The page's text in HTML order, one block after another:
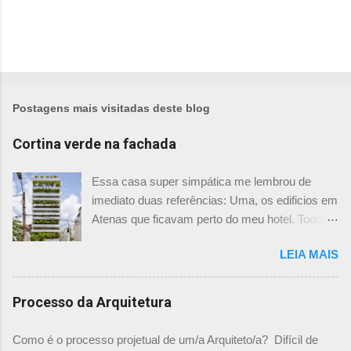
Postagens mais visitadas deste blog
Cortina verde na fachada
Essa casa super simpática me lembrou de
imediato duas referências: Uma, os edificios em
Atenas que ficavam perto do meu hotel. Todos
ficassem tão simpáticos! Mas olhando com
mais foco, me veio a segunda referência. Na
verdade as fachadas da frente e fundos são
como segundas peles, floreiras que criam um
LEIA MAIS
Processo da Arquitetura
Como é o processo projetual de um/a Arquiteto/a? Difícil de